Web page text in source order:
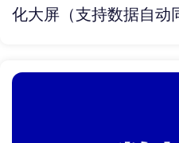
化大屏（支持数据自动